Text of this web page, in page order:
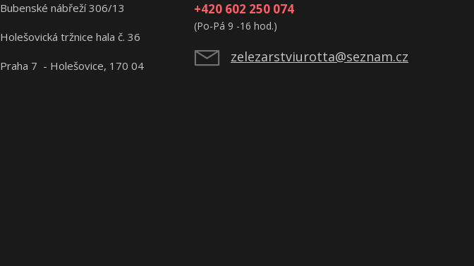
Bubenské nábřeží 306/13
Holešovická tržnice hala č. 36
Praha 7 - Holešovice, 170 04
+420 602 250 074
(Po-Pá 9 -16 hod.)
zelezarstviurotta@seznam.cz